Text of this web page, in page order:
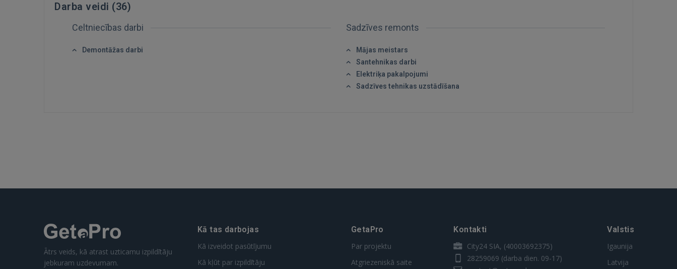
GOOGLE
Darba veidi (36)
Celtniecības darbi
Demontāžas darbi
Sadzīves remonts
Mājas meistars
Santehnikas darbi
Elektriķa pakalpojumi
Sadzīves tehnikas uzstādīšana
Ātrs veids, kā atrast uzticamu izpildītāju
jebkuram uzdevumam.
Kā tas darbojas
Kā izveidot pasūtījumu
Kā kļūt par izpildītāju
GetaPro
Par projektu
Atgriezeniskā saite
Kontakti
City24 SIA, (40003692375)
28259069 (darba dien. 09-17)
Valstis
Igaunija
Latvija